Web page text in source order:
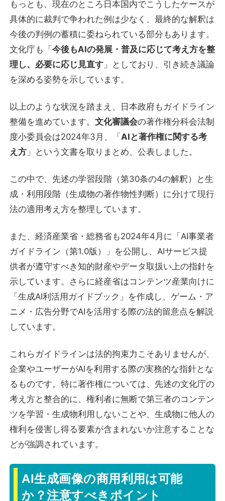
もっとも、現在のところ日本国内でこうしたケースが
具体的に裁判で争われた例は少なく、最終的な解釈は
今後の判例の蓄積に委ねられている部分もあります。
文化庁も「今後もAIの発展・普及に応じて考え方を整
理し、必要に応じ見直す 」としており、引き続き議論
を深める姿勢を示しています。
以上のような状況を踏まえ、日本政府もガイドライン
整備を進めています。文化審議会の著作権分科会法制
度小委員会は2024年3月、「AIと著作権に関する考
え方 」という文書を取りまとめ、公表しました。
この中で、先述の学習段階（第30条の4の解釈）と生
成・利用段階（生成物の著作物性判断）に分けて現行
法の適用考え方を整理しています。
また、経済産業省・総務省も2024年4月に「AI事業者
ガイドライン（第1.0版）」を公開し、AIサービス提
供者が遵守すべき知的財産やデータ取扱い上の指針を
示しています。さらに経産省はコンテンツ産業向けに
「生成AI利活用ガイドブック」を作成し、ゲーム・ア
ニメ・広告分野でAIを活用する際の法的留意点を解説
しています。
これらガイドラインは法的拘束力こそありませんが、
企業やユーザーがAIを利用する際の実務的な指針とな
るものです。特に著作権については、先述の文化庁の
考え方と整合的に、権利者に無断で第三者のコンテン
ツを学習・生成物利用しないことや、生成物に他人の
権利を侵害し得る要素が含まれないか注意することな
どが強調されています。
AI生成画像の商用利用は可能
か？注意すべきポイント